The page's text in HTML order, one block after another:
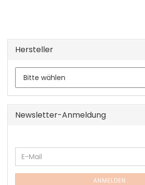
Hersteller
Newsletter-Anmeldung
WEITER
ZUR
NEWSLETTER-
E-
Mail
ANMELDEN